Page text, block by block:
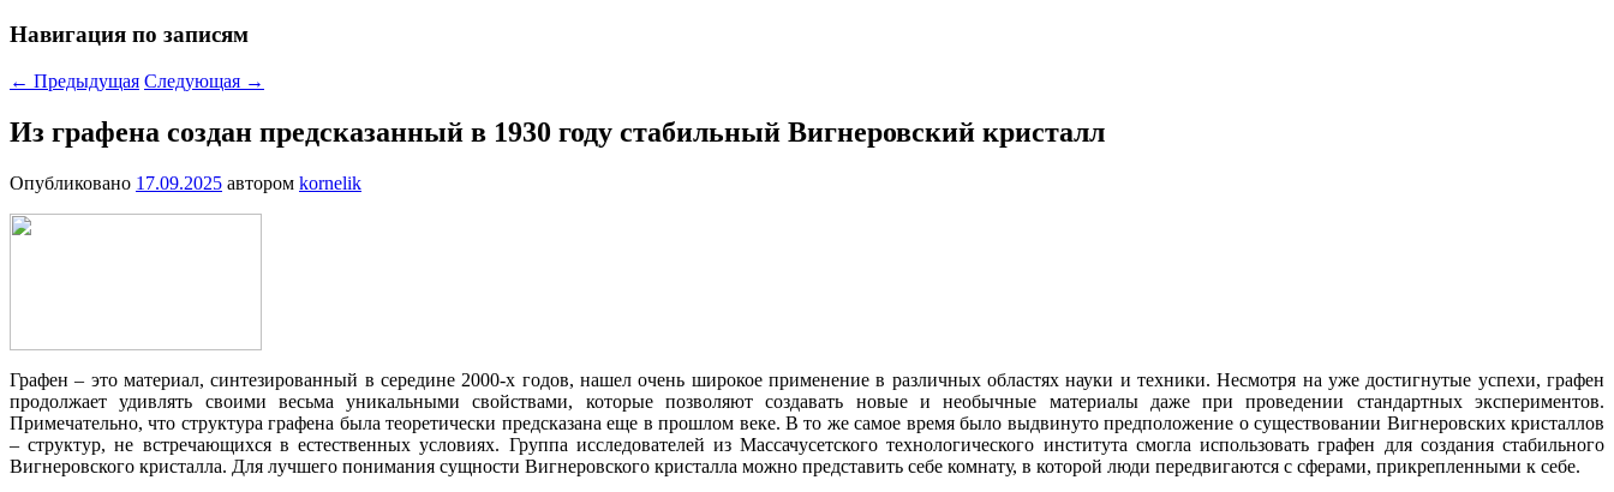
Навигация по записям
← Предыдущая Следующая →
Из графена создан предсказанный в 1930 году стабильный Вигнеровский кристалл
Опубликовано 17.09.2025 автором kornelik
Графен – это материал, синтезированный в середине 2000-х годов, нашел очень широкое применение в различных областях науки и техники. Несмотря на уже достигнутые успехи, графен
продолжает удивлять своими весьма уникальными свойствами, которые позволяют создавать новые и необычные материалы даже при проведении стандартных экспериментов.
Примечательно, что структура графена была теоретически предсказана еще в прошлом веке. В то же самое время было выдвинуто предположение о существовании Вигнеровских кристаллов
– структур, не встречающихся в естественных условиях. Группа исследователей из Массачусетского технологического института смогла использовать графен для создания стабильного
Вигнеровского кристалла. Для лучшего понимания сущности Вигнеровского кристалла можно представить себе комнату, в которой люди передвигаются с сферами, прикрепленными к себе.